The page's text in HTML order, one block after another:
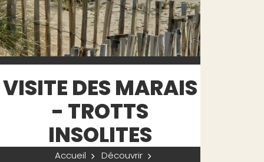
VISITE DES MARAIS
- TROTTS
INSOLITES
Accueil
Découvrir